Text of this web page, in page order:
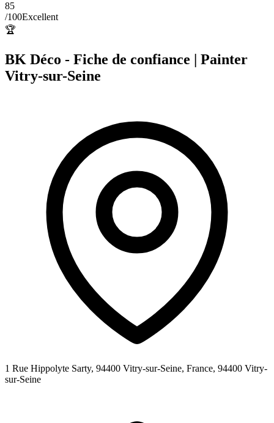
85
/100Excellent
🏆
BK Déco - Fiche de confiance | Painter
Vitry-sur-Seine
1 Rue Hippolyte Sarty, 94400 Vitry-sur-Seine, France, 94400 Vitry-
sur-Seine